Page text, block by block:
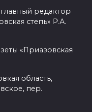
редактор
степь» Р.А.
«Приазовская
область,
пер.